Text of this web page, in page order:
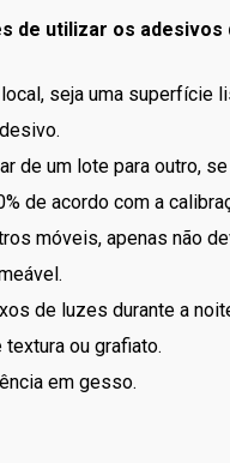
de utilizar os
seja uma superfície
de um lote para outro,
de acordo com a
móveis, apenas não
de luzes durante a
ou grafiato.
em gesso.